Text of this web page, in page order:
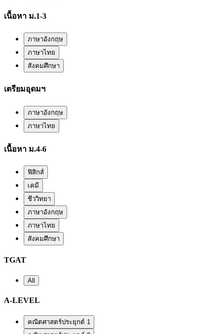
เนื้อหา ม.1-3
ภาษาอังกฤษ
ภาษาไทย
สังคมศึกษา
เตรียมอุดมฯ
ภาษาอังกฤษ
ภาษาไทย
เนื้อหา ม.4-6
ฟิสิกส์
เคมี
ชีววิทยา
ภาษาอังกฤษ
ภาษาไทย
สังคมศึกษา
TGAT
All
A-LEVEL
คณิตศาสตร์ประยุกต์ 1